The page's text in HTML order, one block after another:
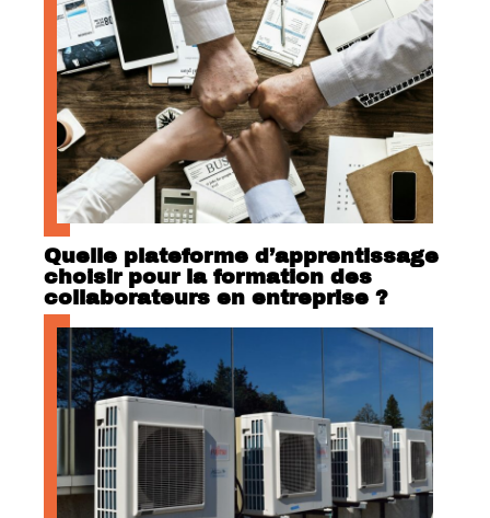
Quelle plateforme d’apprentissage
choisir pour la formation des
collaborateurs en entreprise ?